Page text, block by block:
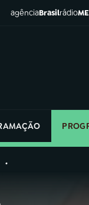
agênciaBrasilrádio